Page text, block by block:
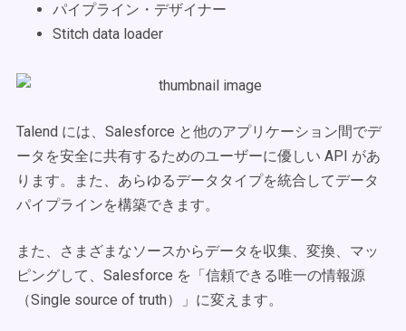
パイプライン・デザイナー
Stitch data loader
Talend には、Salesforce と他のアプリケーション間でデ
ータを安全に共有するためのユーザーに優しい API があ
ります。また、あらゆるデータタイプを統合してデータ
パイプラインを構築できます。
また、さまざまなソースからデータを収集、変換、マッ
ピングして、Salesforce を「信頼できる唯一の情報源
（Single source of truth）」に変えます。